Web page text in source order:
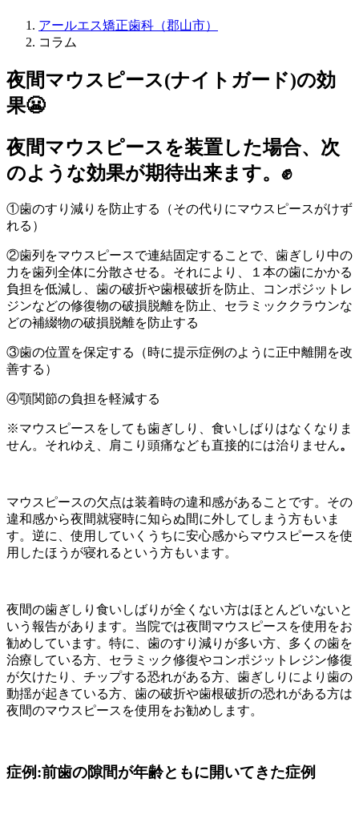
アールエス矯正歯科（郡山市）
コラム
夜間マウスピース(ナイトガード)の効
果😬
夜間マウスピースを装置した場合、次
のような効果が期待出来ます。✊
①歯のすり減りを防止する
（その代りにマウスピースがけず
れる）
②歯列をマウスピースで連結固定することで、歯ぎしり中の
力を歯列全体に分散させる。それにより、１本の歯にかかる
負担を低減し、 歯の破折や歯根破折を防止、
コンポジットレ
ジンなどの修復物の破損脱離を防止、 セラミッククラウンな
どの補綴物の破損脱離を防止する
③歯の位置を保定する
（時に提示症例のように正中離開を改
善する）
④顎関節の負担を軽減する
※マウスピースをしても歯ぎしり、食いしばりはなくなりま
せん。それゆえ、肩こり頭痛なども直接的には治りません。
マウスピースの欠点は装着時の違和感があることです。その
違和感から夜間就寝時に知らぬ間に外してしまう方もいま
す。逆に、使用していくうちに安心感からマウスピースを使
用したほうが寝れるという方もいます。
夜間の歯ぎしり食いしばりが全くない方はほとんどいないと
いう報告があります。当院では夜間マウスピースを使用をお
勧めしています。特に、歯のすり減りが多い方、多くの歯を
治療している方、セラミック修復やコンポジットレジン修復
が欠けたり、チップする恐れがある方、歯ぎしりにより歯の
動揺が起きている方、歯の破折や歯根破折の恐れがある方は
夜間のマウスピースを使用をお勧めします。
症例:前歯の隙間が年齢ともに開いてきた症例